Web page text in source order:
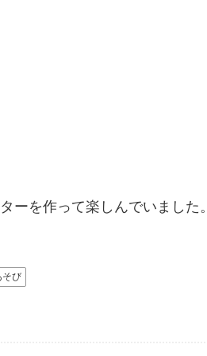
ーを作って楽しんでいました。
そび